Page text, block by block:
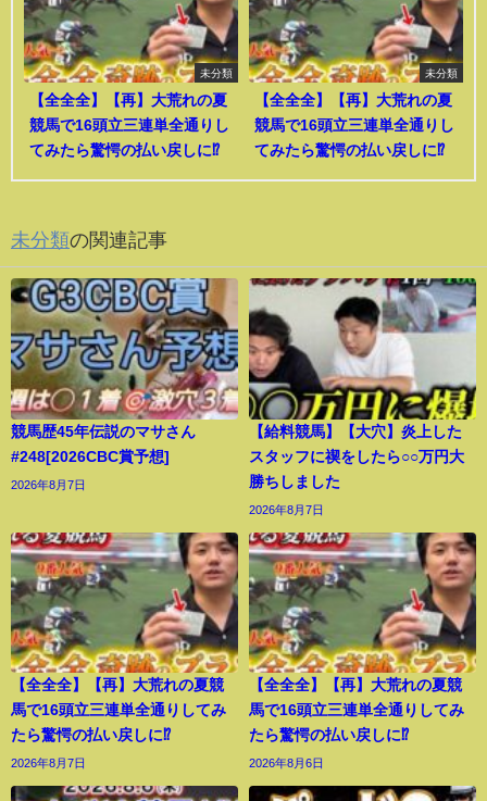
未分類
【全全全】【再】大荒れの夏
競馬で16頭立三連単全通りし
てみたら驚愕の払い戻しに⁉︎
未分類
【全全全】【再】大荒れの夏
競馬で16頭立三連単全通りし
てみたら驚愕の払い戻しに⁉︎
未分類の関連記事
競馬歴45年伝説のマサさん
#248[2026CBC賞予想]
2026年8月7日
【給料競馬】【大穴】炎上した
スタッフに禊をしたら○○万円大
勝ちしました
2026年8月7日
【全全全】【再】大荒れの夏競
馬で16頭立三連単全通りしてみ
たら驚愕の払い戻しに⁉︎
2026年8月7日
【全全全】【再】大荒れの夏競
馬で16頭立三連単全通りしてみ
たら驚愕の払い戻しに⁉︎
2026年8月6日